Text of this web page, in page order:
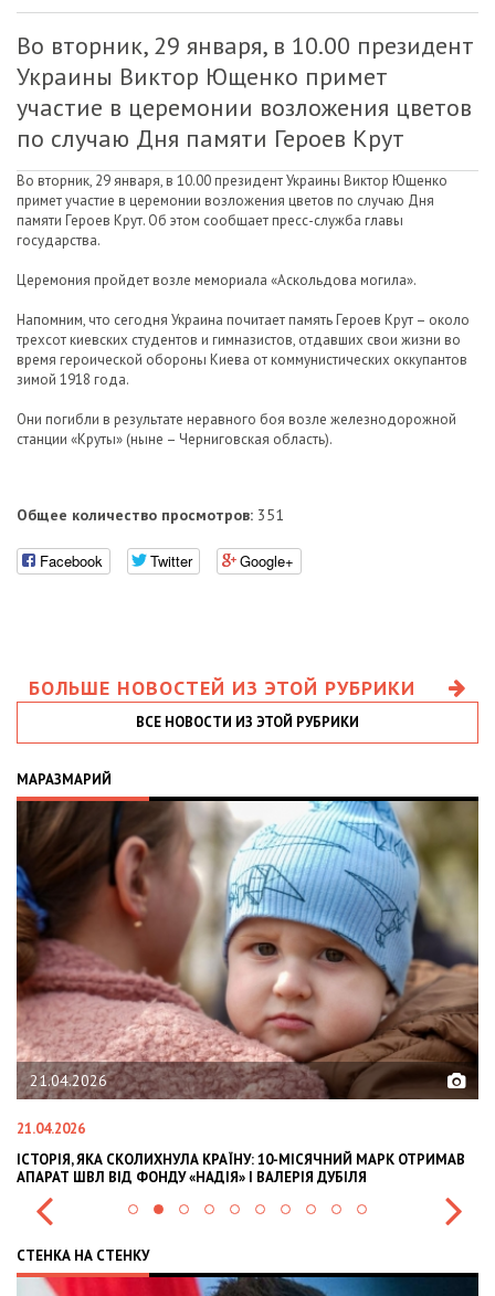
Во вторник, 29 января, в 10.00 президент
Украины Виктор Ющенко примет
участие в церемонии возложения цветов
по случаю Дня памяти Героев Крут
Во вторник, 29 января, в 10.00 президент Украины Виктор Ющенко
примет участие в церемонии возложения цветов по случаю Дня
памяти Героев Крут. Об этом сообщает пресс-служба главы
государства.
Церемония пройдет возле мемориала «Аскольдова могила».
Напомним, что сегодня Украина почитает память Героев Крут – около
трехсот киевских студентов и гимназистов, отдавших свои жизни во
время героической обороны Киева от коммунистических оккупантов
зимой 1918 года.
Они погибли в результате неравного боя возле железнодорожной
станции «Круты» (ныне – Черниговская область).
Общее количество просмотров: 351
Facebook Twitter Google+
БОЛЬШЕ НОВОСТЕЙ ИЗ ЭТОЙ РУБРИКИ
ВСЕ НОВОСТИ ИЗ ЭТОЙ РУБРИКИ
МАРАЗМАРИЙ
21.04.2026
21.04.2026
ІСТОРІЯ, ЯКА СКОЛИХНУЛА КРАЇНУ: 10-МІСЯЧНИЙ МАРК ОТРИМАВ
АПАРАТ ШВЛ ВІД ФОНДУ «НАДІЯ» І ВАЛЕРІЯ ДУБІЛЯ
СТЕНКА НА СТЕНКУ